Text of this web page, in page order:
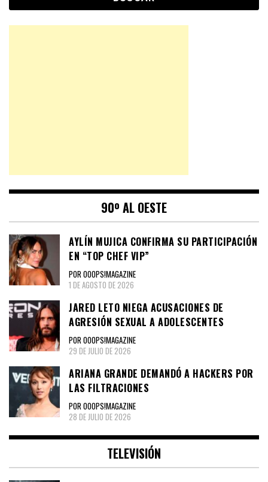
90º AL OESTE
AYLÍN MUJICA CONFIRMA SU PARTICIPACIÓN
EN “TOP CHEF VIP”
POR OOOPS!MAGAZINE
1 DE AGOSTO DE 2026
JARED LETO NIEGA ACUSACIONES DE
AGRESIÓN SEXUAL A ADOLESCENTES
POR OOOPS!MAGAZINE
29 DE JULIO DE 2026
ARIANA GRANDE DEMANDÓ A HACKERS POR
LAS FILTRACIONES
POR OOOPS!MAGAZINE
28 DE JULIO DE 2026
TELEVISIÓN